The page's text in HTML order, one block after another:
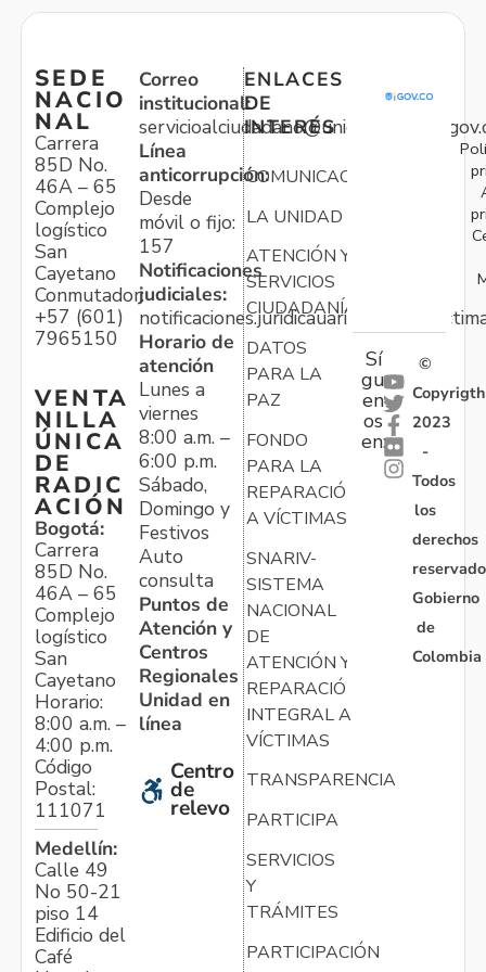
SEDE
NACIO
NAL
Carrera
85D No.
46A – 65
Complejo
logístico
San
Cayetano
Conmutador:
+57 (601)
7965150
VENTA
NILLA
ÚNICA
DE
RADIC
ACIÓN
Bogotá:
Carrera
85D No.
46A – 65
Complejo
logístico
San
Cayetano
Horario:
8:00 a.m. –
4:00 p.m.
Código
Postal:
111071
Medellín:
Calle 49
No 50-21
piso 14
Edificio del
Café
Correo
institucional:
Línea
anticorrupción:
Desde
móvil o fijo:
157
Notificaciones
judiciales:
Horario de
atención
Lunes a
viernes
8:00 a.m. –
6:00 p.m.
Sábado,
Domingo y
Festivos
Auto
consulta
Puntos de
Atención y
Centros
Regionales
Unidad en
línea
Centro
de
relevo
ENLACES
DE
INTERÉS
COMUNICACIONES
LA UNIDAD
ATENCIÓN Y
SERVICIOS
CIUDADANÍA
DATOS
PARA LA
PAZ
FONDO
PARA LA
REPARACIÓN
A VÍCTIMAS
SNARIV-
SISTEMA
NACIONAL
DE
ATENCIÓN Y
REPARACIÓN
INTEGRAL A
VÍCTIMAS
TRANSPARENCIA
PARTICIPA
SERVICIOS
Y
TRÁMITES
PARTICIPACIÓN
Sí
gu
en
os
en:
©
Copyrigth
2023
-
Todos
los
derechos
Gobierno
de
Colombia